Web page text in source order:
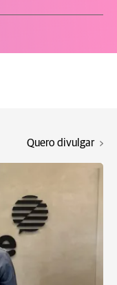
Quero divulgar